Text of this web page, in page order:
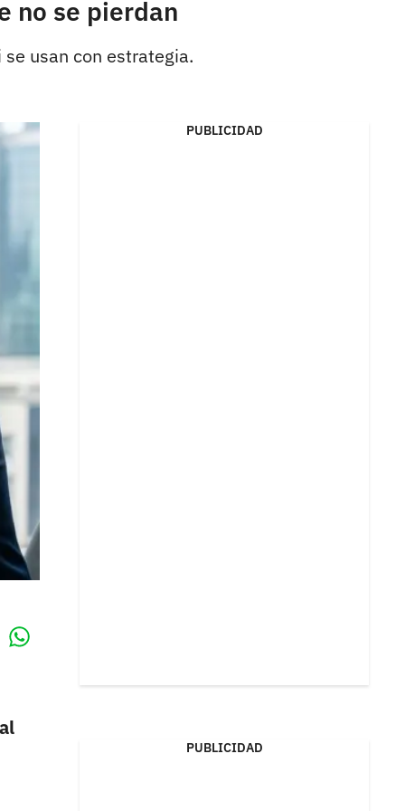
no se pierdan
usan con estrategia.
PUBLICIDAD
PUBLICIDAD